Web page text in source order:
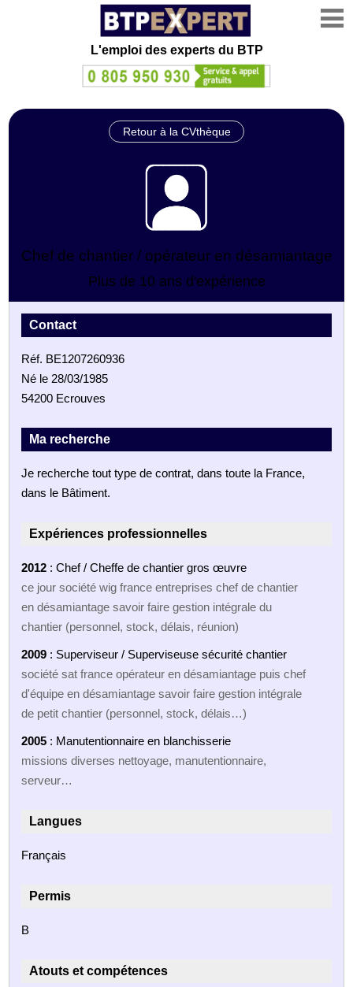
L'emploi des experts du BTP
Retour à la CVthèque
Chef de chantier / opérateur en désamiantage
Plus de 10 ans d'expérience
Contact
Réf. BE1207260936
Né le 28/03/1985
54200 Ecrouves
Ma recherche
Je recherche tout type de contrat, dans toute la France,
dans le Bâtiment.
Expériences professionnelles
2012 : Chef / Cheffe de chantier gros œuvre
ce jour société wig france entreprises chef de chantier
en désamiantage savoir faire gestion intégrale du
chantier (personnel, stock, délais, réunion)
2009 : Superviseur / Superviseuse sécurité chantier
société sat france opérateur en désamiantage puis chef
d'équipe en désamiantage savoir faire gestion intégrale
de petit chantier (personnel, stock, délais…)
2005 : Manutentionnaire en blanchisserie
missions diverses nettoyage, manutentionnaire,
serveur…
Langues
Français
Permis
B
Atouts et compétences